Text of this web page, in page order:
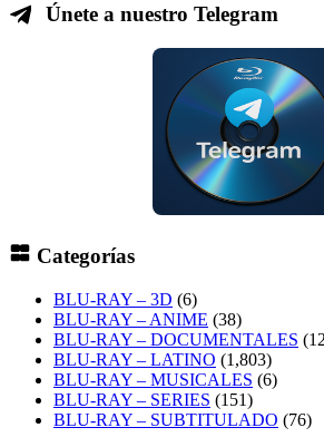
Únete a nuestro Telegram
Categorías
BLU-RAY – 3D (6)
BLU-RAY – ANIME (38)
BLU-RAY – DOCUMENTALES
BLU-RAY – LATINO (1,803)
BLU-RAY – MUSICALES (6)
BLU-RAY – SERIES (151)
BLU-RAY – SUBTITULADO (76)